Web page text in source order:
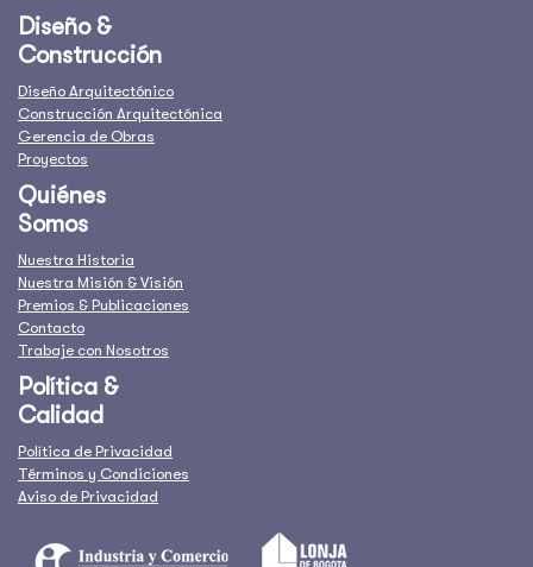
Diseño &
Construcción
Diseño Arquitectónico
Construcción Arquitectónica
Gerencia de Obras
Proyectos
Quiénes
Somos
Nuestra Historia
Nuestra Misión & Visión
Premios & Publicaciones
Contacto
Trabaje con Nosotros
Política &
Calidad
Política de Privacidad
Términos y Condiciones
Aviso de Privacidad